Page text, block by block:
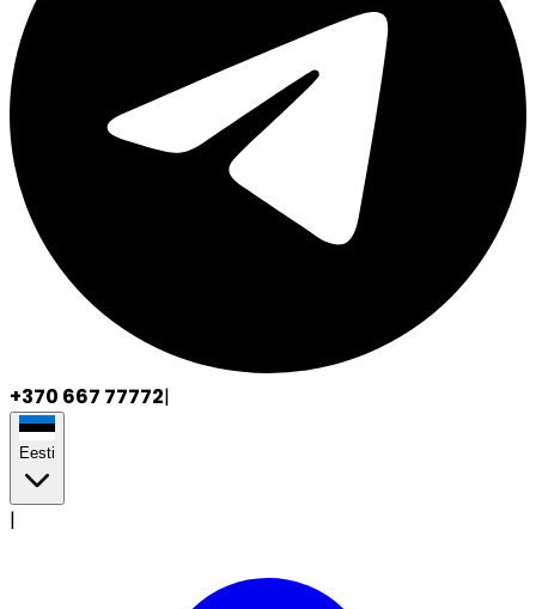
+370 667 77772|
Eesti
|